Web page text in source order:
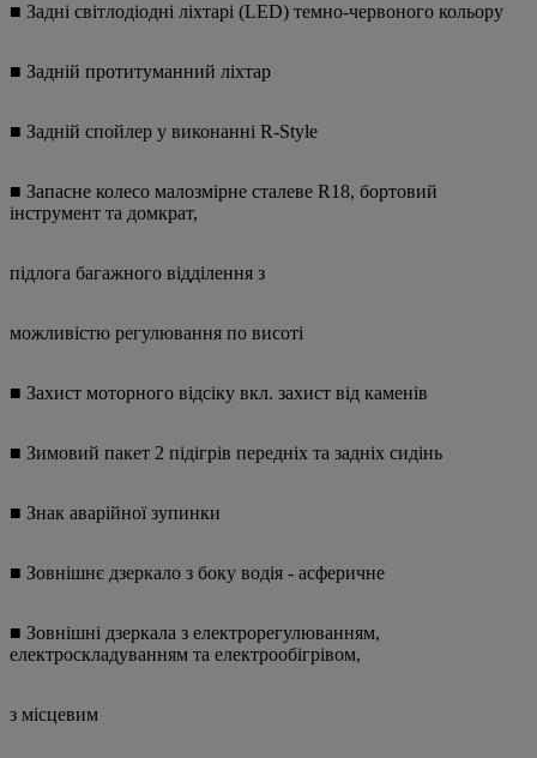
■ Задні світлодіодні ліхтарі (LED) темно-червоного кольору
■ Задній протитуманний ліхтар
■ Задній спойлер у виконанні R-Style
■ Запасне колесо малозмірне сталеве R18, бортовий
інструмент та домкрат,
підлога багажного відділення з
можливістю регулювання по висоті
■ Захист моторного відсіку вкл. захист від каменів
■ Зимовий пакет 2 підігрів передніх та задніх сидінь
■ Знак аварійної зупинки
■ Зовнішнє дзеркало з боку водія - асферичне
■ Зовнішні дзеркала з електрорегулюванням,
електроскладуванням та електрообігрівом,
з місцевим